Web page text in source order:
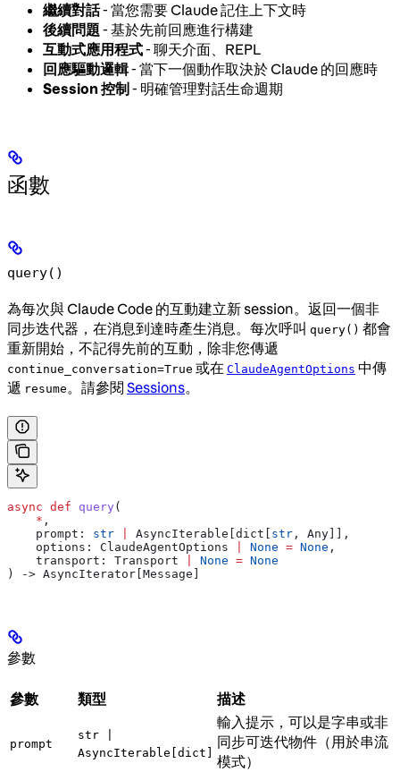
繼續對話- 當您需要 Claude 記住上下文時
後續問題 - 基於先前回應進行構建
互動式應用程式- 聊天介面、REPL
回應驅動邏輯- 當下一個動作取決於 Claude 的回應時
Session 控制 - 明確管理對話生命週期
函數
query()
為每次與 Claude Code 的互動建立新 session。返回一個非
同步迭代器，在消息到達時產生消息。每次呼叫 query() 都會
重新開始，不記得先前的互動，除非您傳遞
continue_conversation=True 或在 ClaudeAgentOptions 中傳
遞 resume 。請參閱 Sessions。
async def query (
    *
,
    prompt
: str AsyncIterable[dict[ str , Any]],
    options
: ClaudeAgentOptions None = None ,
    transport
: Transport None = None
) -> AsyncIterator[Message]
參數
參數 類型 描述
prompt
str |
AsyncIterable[dict]
輸入提示，可以是字串或非
同步可迭代物件（用於串流
模式）